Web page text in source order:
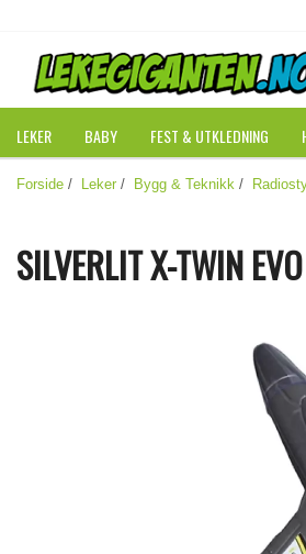
LEKER BABY FEST & UTKLEDNING
Forside / Leker / Bygg & Teknikk /
SILVERLIT X-TWIN